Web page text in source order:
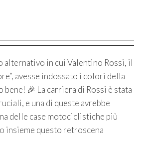
alternativo in cui Valentino Rossi, il
avesse indossato i colori della
bene! 🎉 La carriera di Rossi è stata
e una di queste avrebbe
delle case motociclistiche più
insieme questo retroscena